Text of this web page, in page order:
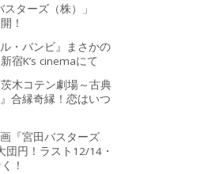
ターズ（株）」
！
・バンビ』まさかの
宿K’s cinemaにて
木コテン劇場～古典
合縁奇縁！恋はいつ
『宮田バスターズ
団円！ラスト12/14・
！